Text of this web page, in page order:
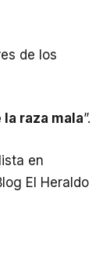
de los
raza mala”.
en
El Heraldo